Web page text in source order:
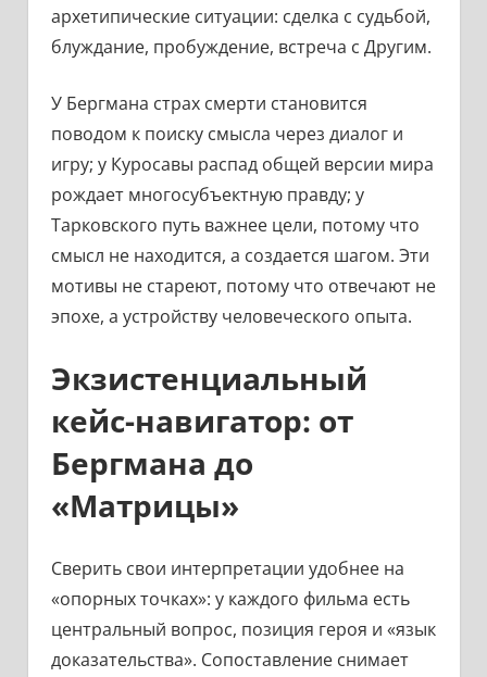
архетипические ситуации: сделка с судьбой,
блуждание, пробуждение, встреча с Другим.
У Бергмана страх смерти становится
поводом к поиску смысла через диалог и
игру; у Куросавы распад общей версии мира
рождает многосубъектную правду; у
Тарковского путь важнее цели, потому что
смысл не находится, а создается шагом. Эти
мотивы не стареют, потому что отвечают не
эпохе, а устройству человеческого опыта.
Экзистенциальный
кейс-навигатор: от
Бергмана до
«Матрицы»
Сверить свои интерпретации удобнее на
«опорных точках»: у каждого фильма есть
центральный вопрос, позиция героя и «язык
доказательства». Сопоставление снимает